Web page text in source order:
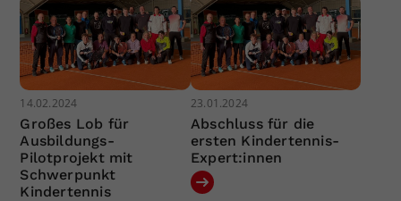
14.02.2024
Großes Lob für
Ausbildungs-
Pilotprojekt mit
Schwerpunkt
Kindertennis
23.01.2024
Abschluss für die
ersten Kindertennis-
Expert:innen